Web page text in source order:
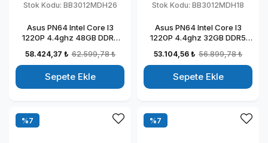
Stok Kodu: BB3012MDH26
Asus PN64 Intel Core I3
1220P 4.4ghz 48GB DDR5
Graphics Windows 11 Home
Kurumsal Mini Bilgisayar
BB3012MDH26
58.424,37 ₺ 62.599,78 ₺
Sepete Ekle
Stok Kodu: BB3012MDH18
Asus PN64 Intel Core I3
1220P 4.4ghz 32GB DDR5
Windows 11 Home Kurumsal
Mini Bilgisayar BB3012MDH18
53.104,56 ₺ 56.899,78 ₺
Sepete Ekle
%7 %7